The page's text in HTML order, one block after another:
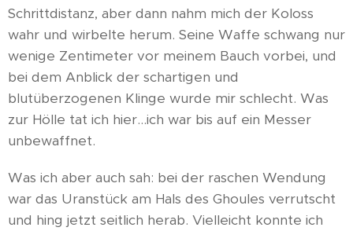
Schrittdistanz, aber dann nahm mich der Koloss
wahr und wirbelte herum. Seine Waffe schwang nur
wenige Zentimeter vor meinem Bauch vorbei, und
bei dem Anblick der schartigen und
blutüberzogenen Klinge wurde mir schlecht. Was
zur Hölle tat ich hier...ich war bis auf ein Messer
unbewaffnet.
Was ich aber auch sah: bei der raschen Wendung
war das Uranstück am Hals des Ghoules verrutscht
und hing jetzt seitlich herab. Vielleicht konnte ich